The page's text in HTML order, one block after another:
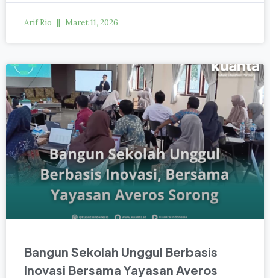
Arif Rio Maret 11, 2026
Bangun Sekolah Unggul Berbasis
Inovasi Bersama Yayasan Averos